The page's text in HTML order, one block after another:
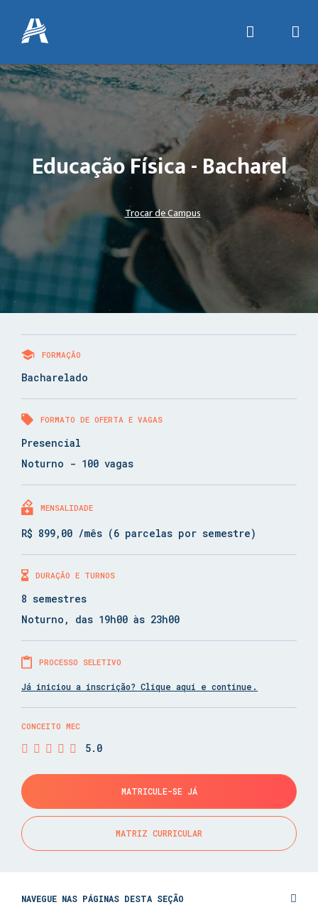
Educação Física - Bacharel
Trocar de Campus
FORMAÇÃO
Bacharelado
FORMATO DE OFERTA E VAGAS
Presencial
Noturno - 100 vagas
MENSALIDADE
R$ 899,00 /mês (6 parcelas por semestre)
DURAÇÃO E TURNOS
8 semestres
Noturno, das 19h00 às 23h00
PROCESSO SELETIVO
Já iniciou a inscrição? Clique aqui e continue.
CONCEITO MEC
5.0
MATRICULE-SE JÁ
MATRIZ CURRICULAR
NAVEGUE NAS PÁGINAS DESTA SEÇÃO